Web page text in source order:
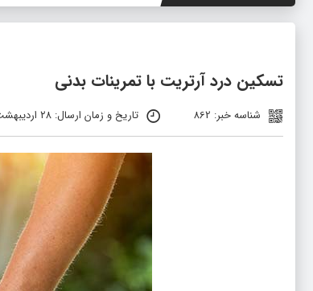
تسکین درد آرتریت با تمرینات بدنی
شناسه خبر: 862 تاریخ و زمان ارسال: ۲۸ اردیبهشت ۱۴۰۱ ساعت ۰۸:۰۵